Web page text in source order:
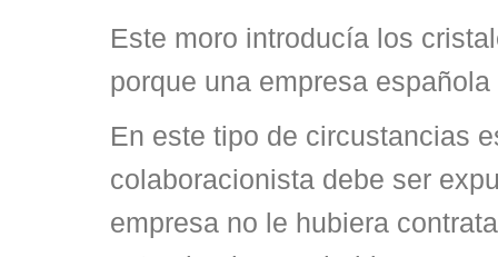
Este moro introducía los
porque una empresa
En este tipo de circustancias
colaboracionista debe ser
empresa no le hubiera